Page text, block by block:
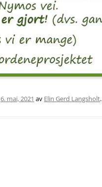
6. mai, 2021 av Elin Gerd Langsholt.